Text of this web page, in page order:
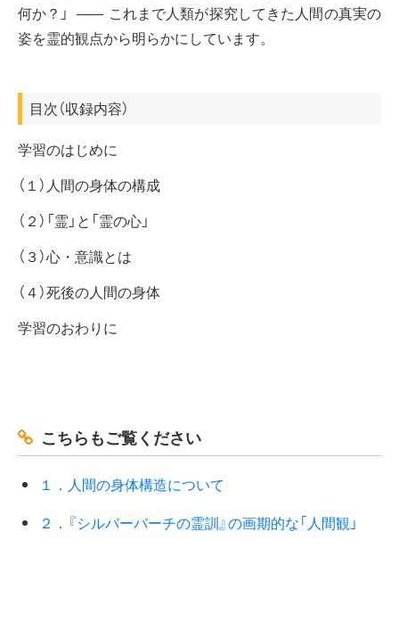
何か？」
――
これまで人類が探究してきた人間の真実の
姿を霊的観点から明らかにしています。
目次（収録内容）
学習のはじめに
（１）人間の身体の構成
（２）「霊」と「霊の心」
（３）心・意識とは
（４）死後の人間の身体
学習のおわりに
こちらもご覧ください
１．人間の身体構造について
２．『シルバーバーチの霊訓』の画期的な「人間観」